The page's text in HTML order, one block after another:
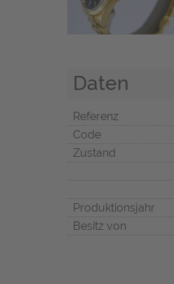
Daten
Referenz
Code
Zustand
Produktionsjahr
Besitz von